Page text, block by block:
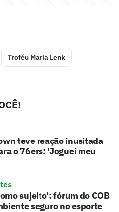
Troféu Maria Lenk
teve reação inusitada
o 76ers: 'Joguei meu
sujeito': fórum do COB
seguro no esporte